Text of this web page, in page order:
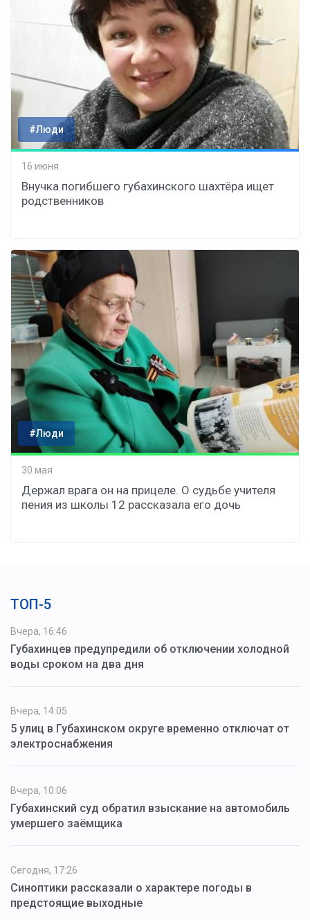
#Люди
16 июня
Внучка погибшего губахинского шахтёра ищет
родственников
#Люди
30 мая
Держал врага он на прицеле. О судьбе учителя
пения из школы 12 рассказала его дочь
ТОП-5
Вчера, 16:46
Губахинцев предупредили об отключении холодной
воды сроком на два дня
Вчера, 14:05
5 улиц в Губахинском округе временно отключат от
электроснабжения
Вчера, 10:06
Губахинский суд обратил взыскание на автомобиль
умершего заёмщика
Сегодня, 17:26
Синоптики рассказали о характере погоды в
предстоящие выходные